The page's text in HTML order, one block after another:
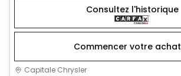
Consultez l'historique
Commencer votre achat
Capitale Chrysler